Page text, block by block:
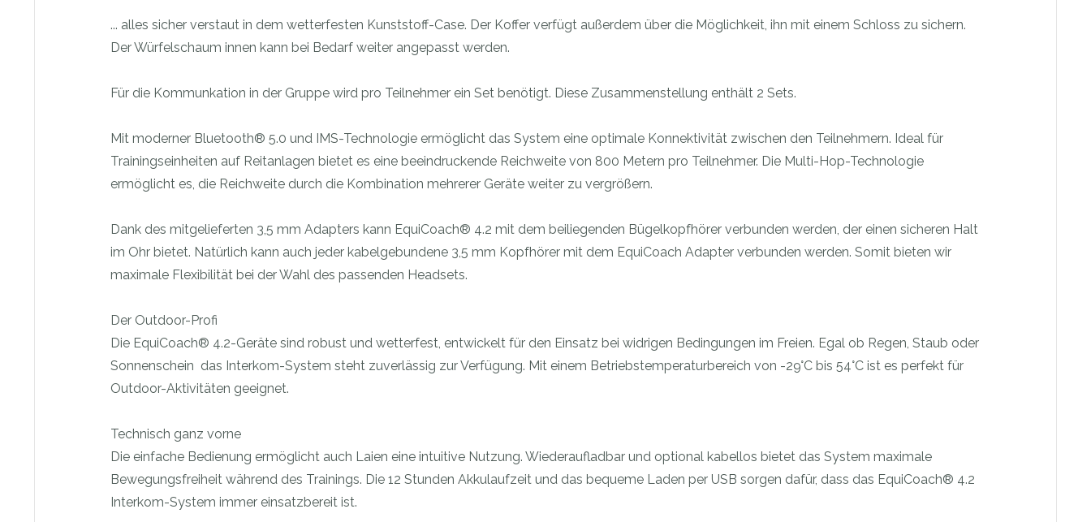
... alles sicher verstaut in dem wetterfesten Kunststoff-Case. Der Koffer verfügt außerdem über die Möglichkeit, ihn mit einem Schloss zu sichern.
Der Würfelschaum innen kann bei Bedarf weiter angepasst werden.
Für die Kommunkation in der Gruppe wird pro Teilnehmer ein Set benötigt. Diese Zusammenstellung enthält 2 Sets.
Mit moderner Bluetooth® 5.0 und IMS-Technologie ermöglicht das System eine optimale Konnektivität zwischen den Teilnehmern. Ideal für
Trainingseinheiten auf Reitanlagen bietet es eine beeindruckende Reichweite von 800 Metern pro Teilnehmer. Die Multi-Hop-Technologie
ermöglicht es, die Reichweite durch die Kombination mehrerer Geräte weiter zu vergrößern.
Dank des mitgelieferten 3,5 mm Adapters kann EquiCoach® 4.2 mit dem beiliegenden Bügelkopfhörer verbunden werden, der einen sicheren Halt
im Ohr bietet. Natürlich kann auch jeder kabelgebundene 3,5 mm Kopfhörer mit dem EquiCoach Adapter verbunden werden. Somit bieten wir
maximale Flexibilität bei der Wahl des passenden Headsets.
Der Outdoor-Profi
Die EquiCoach® 4.2-Geräte sind robust und wetterfest, entwickelt für den Einsatz bei widrigen Bedingungen im Freien. Egal ob Regen, Staub oder
Sonnenschein  das Interkom-System steht zuverlässig zur Verfügung. Mit einem Betriebstemperaturbereich von -29°C bis 54°C ist es perfekt für
Outdoor-Aktivitäten geeignet.
Technisch ganz vorne
Die einfache Bedienung ermöglicht auch Laien eine intuitive Nutzung. Wiederaufladbar und optional kabellos bietet das System maximale
Bewegungsfreiheit während des Trainings. Die 12 Stunden Akkulaufzeit und das bequeme Laden per USB sorgen dafür, dass das EquiCoach® 4.2
Interkom-System immer einsatzbereit ist.